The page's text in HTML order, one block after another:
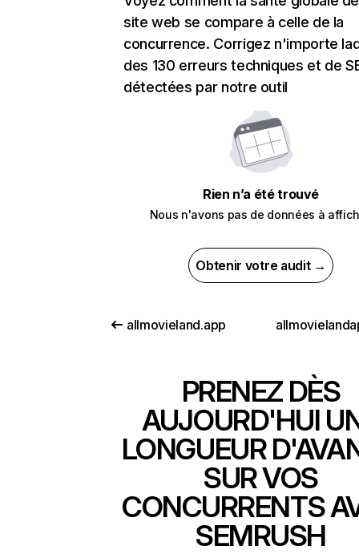
site web se compare à celle de la
concurrence. Corrigez n'importe
des 130 erreurs techniques et de
détectées par notre outil
Rien n’a été trouvé
Nous n'avons pas de données à
Obtenir votre audit →
allmovieland.app
PRENEZ DÈS
AUJOURD'HUI
LONGUEUR
SUR VOS
CONCURRENTS
SEMRUSH